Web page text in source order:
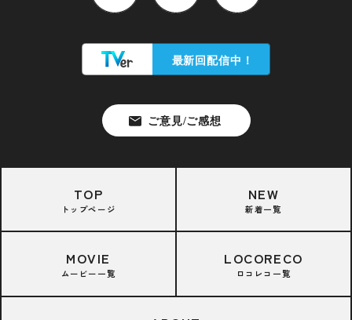
TOP
トップページ
NEW
新着一覧
MOVIE
ムービー一覧
LOCORECO
ロコレコ一覧